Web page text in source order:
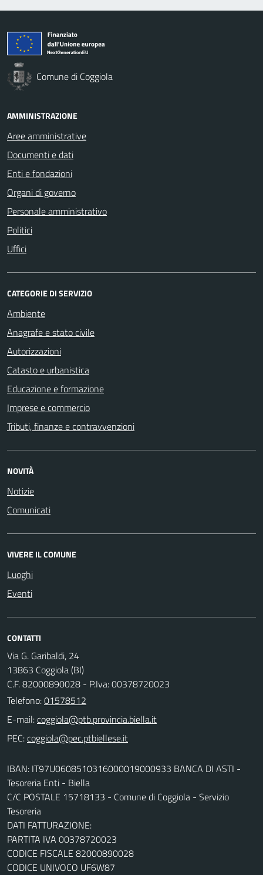
Comune di Coggiola
AMMINISTRAZIONE
Aree amministrative
Documenti e dati
Enti e fondazioni
Organi di governo
Personale amministrativo
Politici
Uffici
CATEGORIE DI SERVIZIO
Ambiente
Anagrafe e stato civile
Autorizzazioni
Catasto e urbanistica
Educazione e formazione
Imprese e commercio
Tributi, finanze e contravvenzioni
NOVITÀ
Notizie
Comunicati
VIVERE IL COMUNE
Luoghi
Eventi
CONTATTI
Via G. Garibaldi, 24
13863 Coggiola (BI)
C.F. 82000890028 - P.Iva: 00378720023
Telefono:01578512
E-mail:
PEC:
IBAN: IT97U0608510316000019000933 BANCA DI ASTI -
Tesoreria Enti - Biella
C/C POSTALE 15718133 - Comune di Coggiola - Servizio
Tesoreria
DATI FATTURAZIONE:
PARTITA IVA 00378720023
CODICE FISCALE 82000890028
CODICE UNIVOCO UF6W87